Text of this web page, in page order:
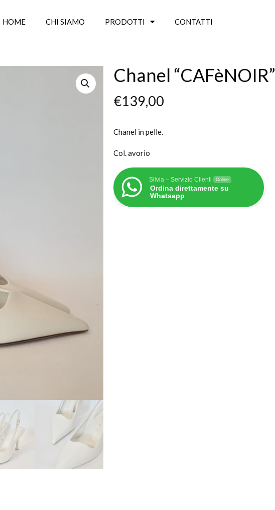
HOME CHI SIAMO PRODOTTI CONTATTI
Chanel “CAFèNOIR”
€139,00
Chanel in pelle.
Col. avorio
Silvia – Servizio Clienti Online
Ordina direttamente su
Whatsapp